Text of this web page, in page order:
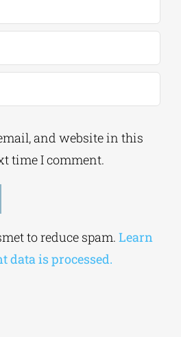
time I comment.
data is processed.